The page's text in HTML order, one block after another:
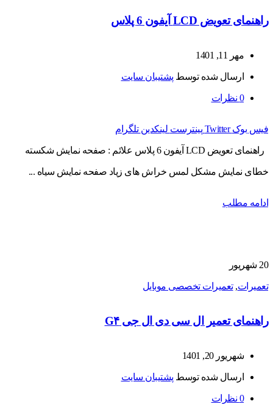
راهنمای تعویض LCD آیفون 6 پلاس
مهر 11, 1401
ارسال شده توسط پشتیبان سایت
0 نظرات
فیس بوک Twitter پینترست لینکدین تلگرام
راهنمای تعویض LCD آیفون 6 پلاس علائم : صفحه نمایش شکسته
خطای نمایش مشکل لمس خراش های زیاد صفحه نمایش سیاه ...
ادامه مطلب
20 شهریور
تعمیرات,تعمیرات تخصصی موبایل
راهنمای تعمیر ال سی دی ال جی G۴
شهریور 20, 1401
ارسال شده توسط پشتیبان سایت
0 نظرات